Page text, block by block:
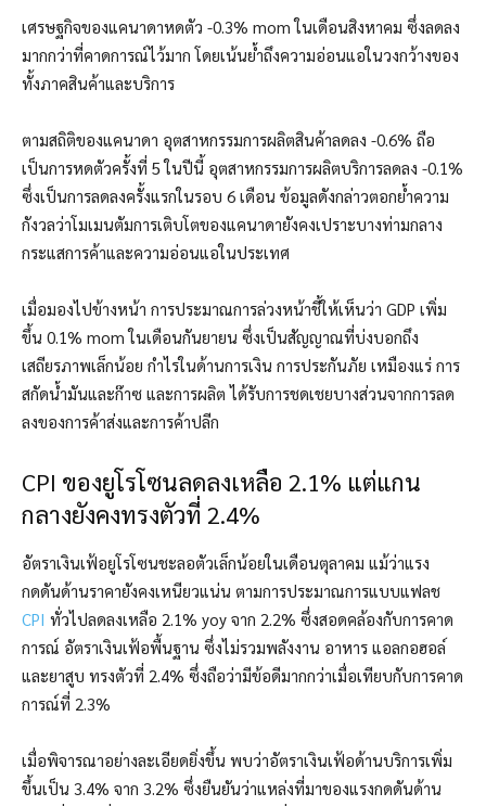
เศรษฐกิจของแคนาดาหดตัว -0.3% mom ในเดือนสิงหาคม ซึ่งลดลง
มากกว่าที่คาดการณ์ไว้มาก โดยเน้นย้ำถึงความอ่อนแอในวงกว้างของ
ทั้งภาคสินค้าและบริการ
ตามสถิติของแคนาดา อุตสาหกรรมการผลิตสินค้าลดลง -0.6% ถือ
เป็นการหดตัวครั้งที่ 5 ในปีนี้ อุตสาหกรรมการผลิตบริการลดลง -0.1%
ซึ่งเป็นการลดลงครั้งแรกในรอบ 6 เดือน ข้อมูลดังกล่าวตอกย้ำความ
กังวลว่าโมเมนตัมการเติบโตของแคนาดายังคงเปราะบางท่ามกลาง
กระแสการค้าและความอ่อนแอในประเทศ
เมื่อมองไปข้างหน้า การประมาณการล่วงหน้าชี้ให้เห็นว่า GDP เพิ่ม
ขึ้น 0.1% mom ในเดือนกันยายน ซึ่งเป็นสัญญาณที่บ่งบอกถึง
เสถียรภาพเล็กน้อย กำไรในด้านการเงิน การประกันภัย เหมืองแร่ การ
สกัดน้ำมันและก๊าซ และการผลิต ได้รับการชดเชยบางส่วนจากการลด
ลงของการค้าส่งและการค้าปลีก
CPI ของยูโรโซนลดลงเหลือ 2.1% แต่แกน
กลางยังคงทรงตัวที่ 2.4%
อัตราเงินเฟ้อยูโรโซนชะลอตัวเล็กน้อยในเดือนตุลาคม แม้ว่าแรง
กดดันด้านราคายังคงเหนียวแน่น ตามการประมาณการแบบแฟลช
CPI ทั่วไปลดลงเหลือ 2.1% yoy จาก 2.2% ซึ่งสอดคล้องกับการคาด
การณ์ อัตราเงินเฟ้อพื้นฐาน ซึ่งไม่รวมพลังงาน อาหาร แอลกอฮอล์
และยาสูบ ทรงตัวที่ 2.4% ซึ่งถือว่ามีข้อดีมากกว่าเมื่อเทียบกับการคาด
การณ์ที่ 2.3%
เมื่อพิจารณาอย่างละเอียดยิ่งขึ้น พบว่าอัตราเงินเฟ้อด้านบริการเพิ่ม
ขึ้นเป็น 3.4% จาก 3.2% ซึ่งยืนยันว่าแหล่งที่มาของแรงกดดันด้าน